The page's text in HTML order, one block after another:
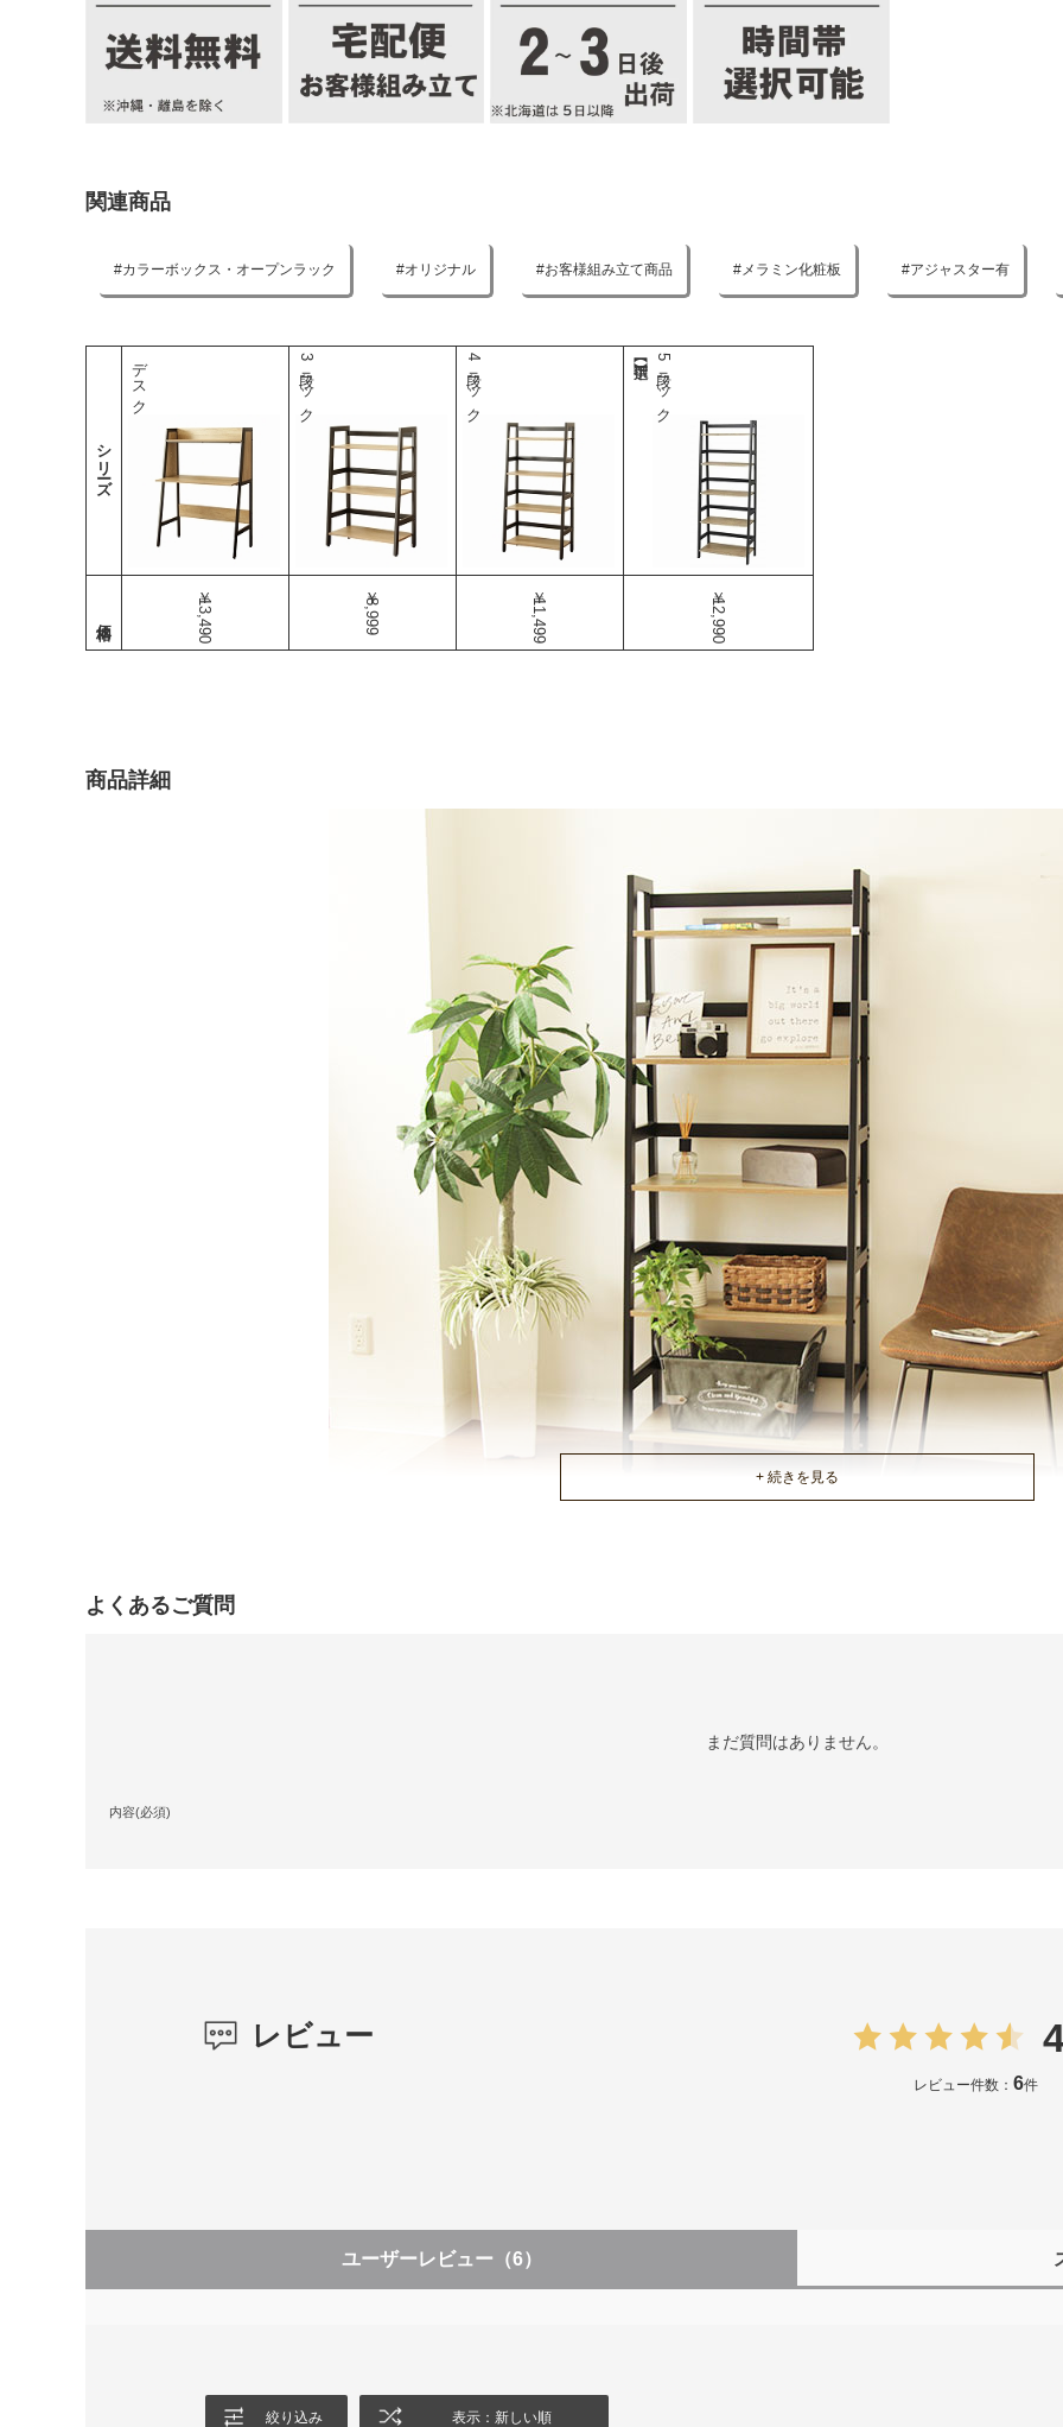
関連商品
カラーボックス・オープンラック オリジナル お客様組み立て商品 メラミン化粧板 アジャスター有
シリーズ
デスク
￥13,490
3段ラック
￥8,999
4段ラック
￥11,499
5段ラック
￥12,990
商品詳細
よくあるご質問
まだ質問はありません。
内容(必須)
レビュー
レビュー件数： 6件
ユーザーレビュー （6）
絞り込み 表示：新しい順